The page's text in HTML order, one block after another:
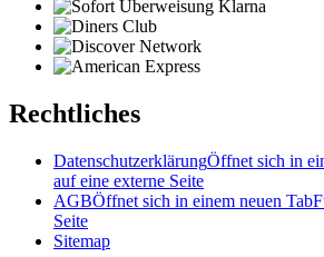
Rechtliches
DatenschutzerklärungÖffnet sich in
auf eine externe Seite
AGBÖffnet sich in einem neuen Tab
Seite
Sitemap